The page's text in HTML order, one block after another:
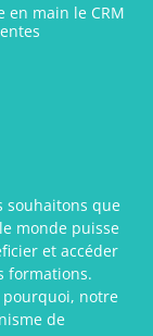
main le CRM
souhaitons que
monde puisse
et accéder
formations.
pourquoi, notre
de